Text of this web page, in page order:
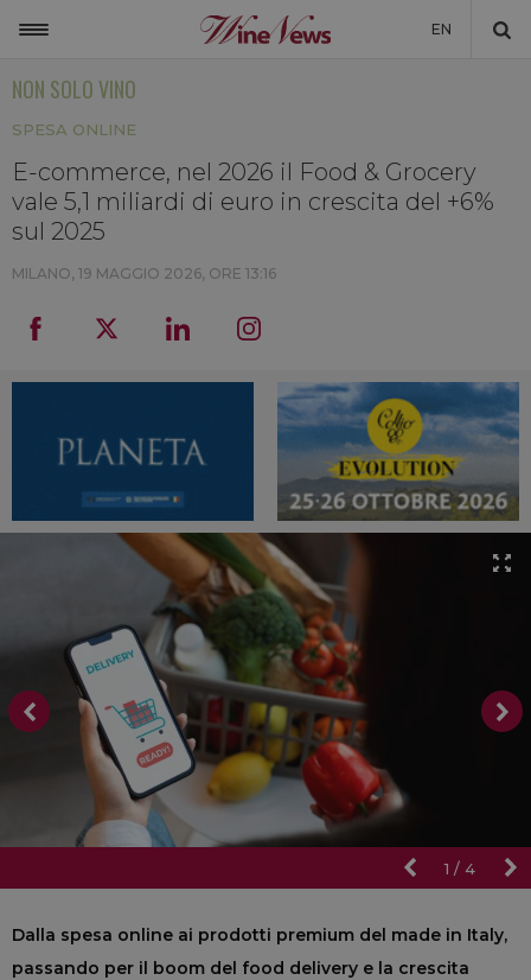
EN
NON SOLO VINO
LA CANTINA DI WINENEWS
DICONO DI NOI
NON SOLO VINO
SPESA ONLINE
E-commerce, nel 2026 il Food & Grocery
vale 5,1 miliardi di euro in crescita del +6%
sul 2025
MILANO, 19 MAGGIO 2026, ORE 13:16
1 / 4
Dalla spesa online ai prodotti premium del made in Italy,
passando per il boom del food delivery e la crescita